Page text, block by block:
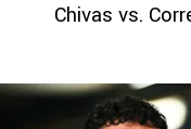
Chivas vs.